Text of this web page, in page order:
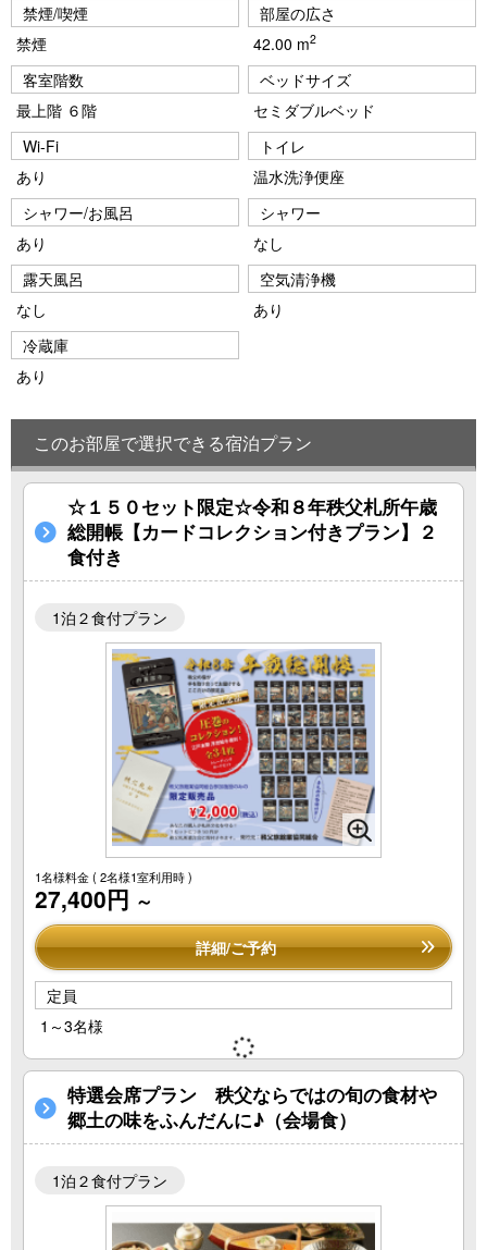
禁煙/喫煙
禁煙
部屋の広さ
42.00 m2
客室階数
最上階 ６階
ベッドサイズ
セミダブルベッド
Wi-Fi
あり
トイレ
温水洗浄便座
シャワー/お風呂
あり
シャワー
なし
露天風呂
なし
空気清浄機
あり
冷蔵庫
あり
このお部屋で選択できる宿泊プラン
☆１５０セット限定☆令和８年秩父札所午歳
総開帳【カードコレクション付きプラン】２
食付き
1泊２食付プラン
1名様料金( 2名様1室利用時 )
27,400円 ～
詳細/ご予約
定員
1～3名様
特選会席プラン 秩父ならではの旬の食材や
郷土の味をふんだんに♪（会場食）
1泊２食付プラン